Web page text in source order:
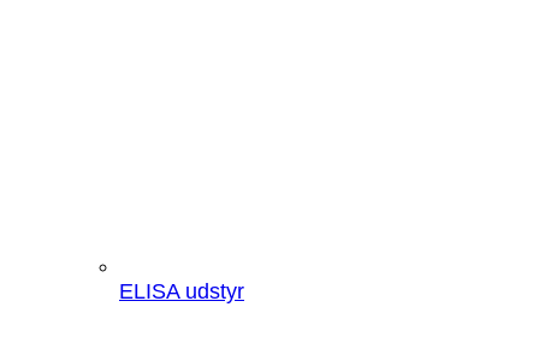
ELISA udstyr